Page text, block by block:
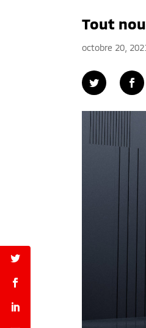
Tout
octobre 20,